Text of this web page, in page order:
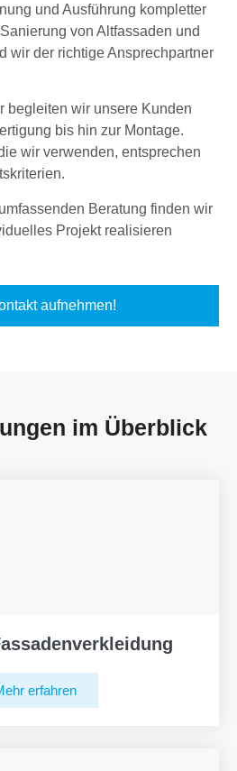
und Ausführung kompletter
von Altfassaden und
wir der richtige Ansprechpartner
begleiten wir unsere Kunden
bis hin zur Montage.
wir verwenden, entsprechen
Beratung finden wir
Projekt realisieren
aufnehmen!
im Überblick
erfahren